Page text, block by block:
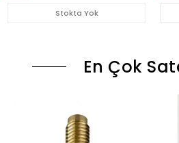
Stokta Yok
En Çok